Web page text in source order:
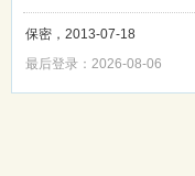
保密，2013-07-18
最后登录：2026-08-06